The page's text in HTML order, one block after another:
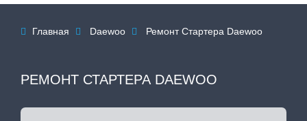
 Главная  Daewoo  Ремонт Стартера Daewoo
РЕМОНТ СТАРТЕРА DAEWOO